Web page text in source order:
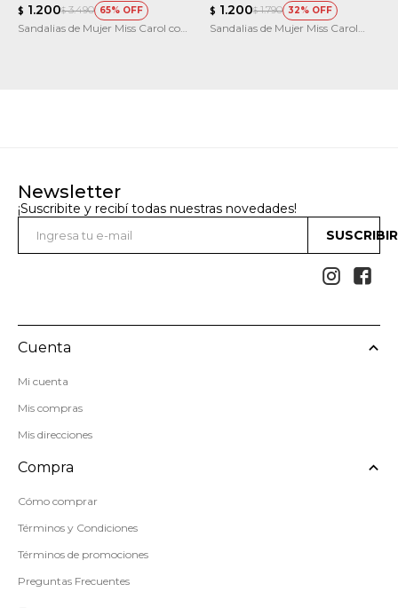
$ 1.200$ 3.490 65
Sandalias de Mujer Miss Carol con
$ 1.200$ 1.790 32
Sandalias de Mujer Miss Carol
Newsletter
¡Suscribite y recibí todas nuestras novedades!
 
Cuenta
Mi cuenta
Mis compras
Mis direcciones
Compra
Cómo comprar
Términos y Condiciones
Términos de promociones
Preguntas Frecuentes